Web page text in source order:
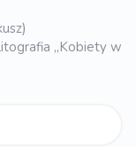
„Kobiety w